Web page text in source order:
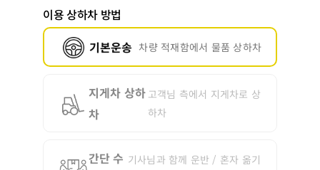
이용 상하차 방법
기본운송 차량 적재함에서 물품 상하차
지게차 상하
차
고객님 측에서 지게차로 상
하차
간단 수 기사님과 함께 운반 / 혼자 옮기